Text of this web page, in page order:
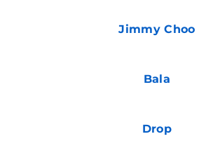
Jimmy Choo
Bala
Drop